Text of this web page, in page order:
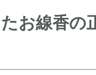
お線香の